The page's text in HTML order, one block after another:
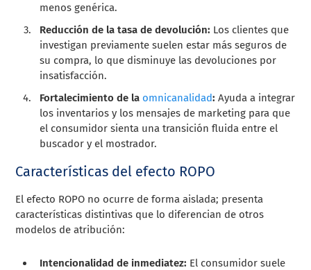
menos genérica.
Reducción de la tasa de devolución: Los clientes que
investigan previamente suelen estar más seguros de
su compra, lo que disminuye las devoluciones por
insatisfacción.
Fortalecimiento de la omnicanalidad: Ayuda a integrar
los inventarios y los mensajes de marketing para que
el consumidor sienta una transición fluida entre el
buscador y el mostrador.
Características del efecto ROPO
El efecto ROPO no ocurre de forma aislada; presenta
características distintivas que lo diferencian de otros
modelos de atribución:
Intencionalidad de inmediatez: El consumidor suele